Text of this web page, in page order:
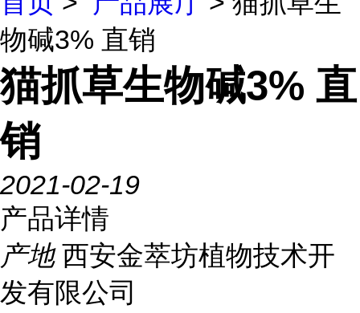
物碱3% 直销
猫抓草生物碱3% 直
销
2021-02-19
产品详情
产地 西安金萃坊植物技术开
发有限公司